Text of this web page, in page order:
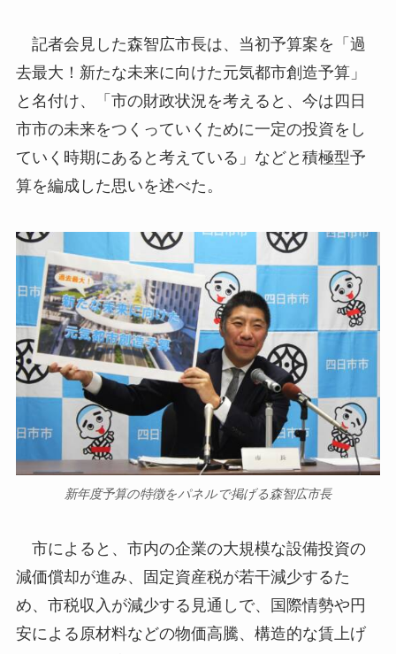
記者会見した森智広市長は、当初予算案を「過
去最大！新たな未来に向けた元気都市創造予算」
と名付け、「市の財政状況を考えると、今は四日
市市の未来をつくっていくために一定の投資をし
ていく時期にあると考えている」などと積極型予
算を編成した思いを述べた。
新年度予算の特徴をパネルで掲げる森智広市長
市によると、市内の企業の大規模な設備投資の
減価償却が進み、固定資産税が若干減少するた
め、市税収入が減少する見通しで、国際情勢や円
安による原材料などの物価高騰、構造的な賃上げ